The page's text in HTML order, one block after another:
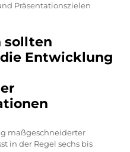
Präsentationszielen
sollten
Entwicklung
maßgeschneiderter
in der Regel sechs bis